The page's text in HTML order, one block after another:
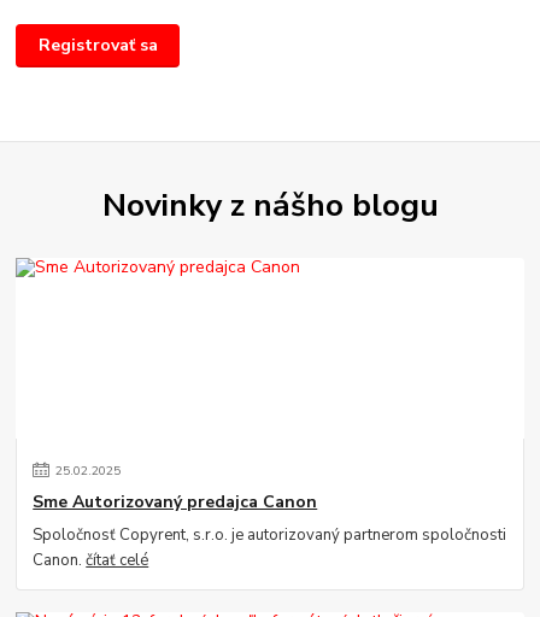
Registrovať sa
Novinky z nášho blogu
25.02.2025
Sme Autorizovaný predajca Canon
Spoločnosť Copyrent, s.r.o. je autorizovaný partnerom spoločnosti
Canon.čítať celé